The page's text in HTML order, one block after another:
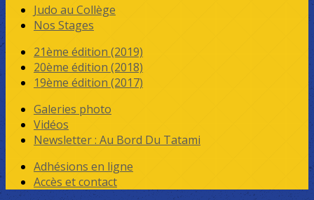
Judo au Collège
Nos Stages
21ème édition (2019)
20ème édition (2018)
19ème édition (2017)
Galeries photo
Vidéos
Newsletter : Au Bord Du Tatami
Adhésions en ligne
Accès et contact